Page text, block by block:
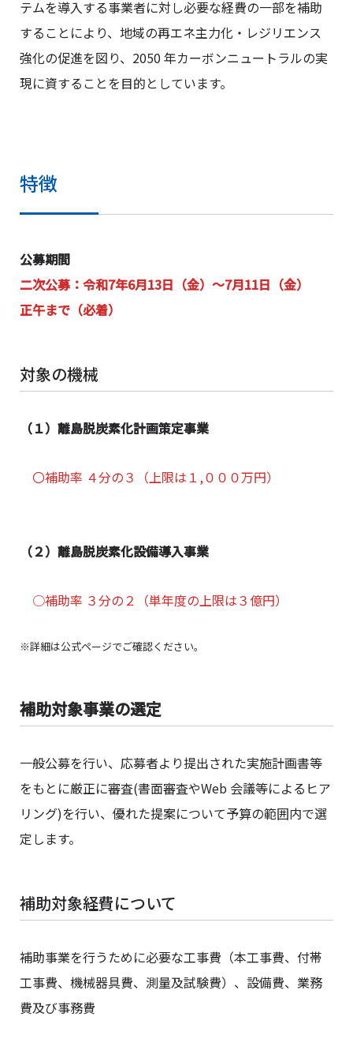
テムを導入する事業者に対し必要な経費の一部を補助
することにより、地域の再エネ主力化・レジリエンス
強化の促進を図り、2050 年カーボンニュートラルの実
現に資することを目的としています。
特徴
公募期間
二次公募：令和7年6月13日（金）～7月11日（金）
正午まで（必着）
対象の機械
（１）離島脱炭素化計画策定事業
〇補助率 ４分の３（上限は１,０００万円）
（２）離島脱炭素化設備導入事業
○補助率 ３分の２（単年度の上限は３億円）
※詳細は公式ページでご確認ください。
補助対象事業の選定
一般公募を行い、応募者より提出された実施計画書等
をもとに厳正に審査(書面審査やWeb 会議等によるヒア
リング)を行い、優れた提案について予算の範囲内で選
定します。
補助対象経費について
補助事業を行うために必要な工事費（本工事費、付帯
工事費、機械器具費、測量及試験費）、設備費、業務
費及び事務費